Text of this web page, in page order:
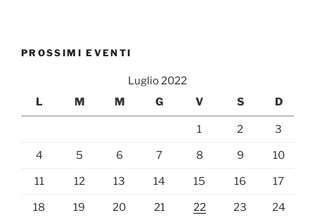
PROSSIMI EVENTI
Luglio 2022
L
M M G V S D
1 2 3
4 5 6 7 8 9 10
11 12 13 14 15 16 17
18 19 20 21 22 23 24